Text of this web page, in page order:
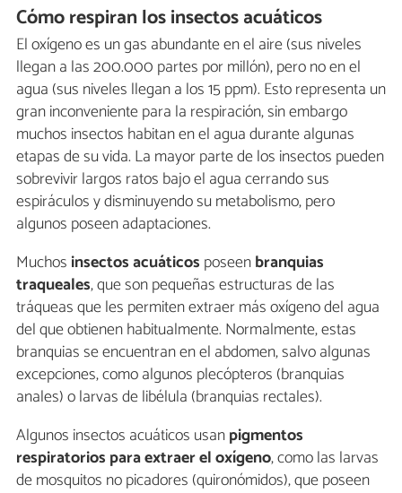
Cómo respiran los insectos acuáticos
El oxígeno es un gas abundante en el aire (sus niveles
llegan a las 200.000 partes por millón), pero no en el
agua (sus niveles llegan a los 15 ppm). Esto representa un
gran inconveniente para la respiración, sin embargo
muchos insectos habitan en el agua durante algunas
etapas de su vida. La mayor parte de los insectos pueden
sobrevivir largos ratos bajo el agua cerrando sus
espiráculos y disminuyendo su metabolismo, pero
algunos poseen adaptaciones.
Muchos insectos acuáticos poseenbranquias
traqueales, que son pequeñas estructuras de las
tráqueas que les permiten extraer más oxígeno del agua
del que obtienen habitualmente. Normalmente, estas
branquias se encuentran en el abdomen, salvo algunas
excepciones, como algunos plecópteros (branquias
anales) o larvas de libélula (branquias rectales).
Algunos insectos acuáticos usanpigmentos
respiratorios para extraer el oxígeno, como las larvas
de mosquitos no picadores (quironómidos), que poseen